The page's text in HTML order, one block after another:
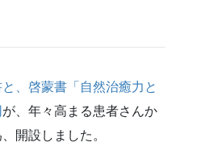
、啓蒙書「自然治癒力と
が、年々高まる患者さんか
開設しました。